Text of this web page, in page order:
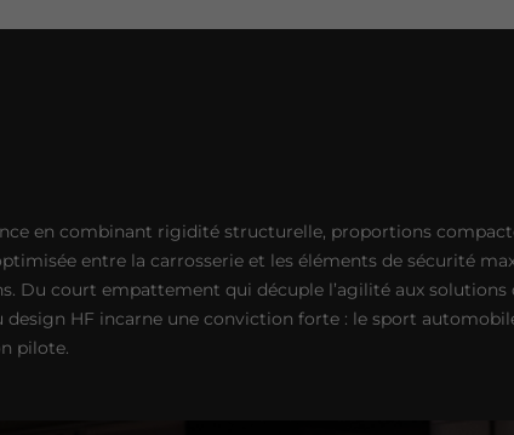
en combinant rigidité structurelle, proportions
entre la carrosserie et les éléments de sécurité
Du court empattement qui décuple l’agilité aux solutions
HF incarne une conviction forte : le sport
pilote.